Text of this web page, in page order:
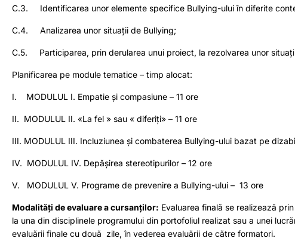
C.3. Identificarea unor elemente specifice Bullying-ului în diferite
C.4. Analizarea unor situații de Bullying;
C.5. Participarea, prin derularea unui proiect, la rezolvarea unor
Planificarea pe module tematice – timp alocat:
I. MODULUL I. Empatie și compasiune – 11 ore
II. MODULUL II. «La fel » sau « diferiți» – 11 ore
III. MODULUL III. Incluziunea și combaterea Bullying-ului bazat pe
IV. MODULUL IV. Depășirea stereotipurilor – 12 ore
V. MODULUL V. Programe de prevenire a Bullying-ului – 13 ore
Modalități de evaluare a cursanților: Evaluarea finală se realizează
la una din disciplinele programului din portofoliul realizat sau a unei
evaluării finale cu două zile, în vederea evaluării de către formatori.